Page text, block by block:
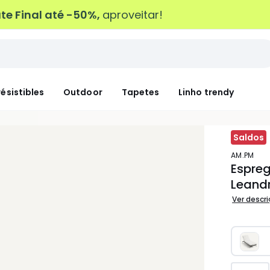
Final até -50%, aproveitar!
Outdoor Tapetes Linho trendy
Saldos
AM.PM
Ver